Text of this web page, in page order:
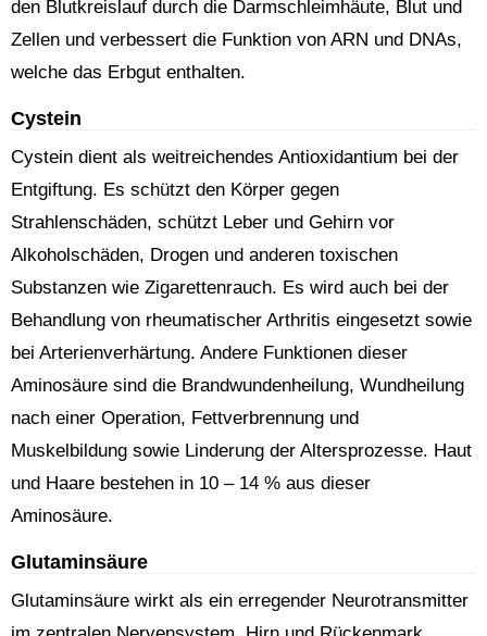
den Blutkreislauf durch die Darmschleimhäute, Blut und
Zellen und verbessert die Funktion von ARN und DNAs,
welche das Erbgut enthalten.
Cystein
Cystein dient als weitreichendes Antioxidantium bei der
Entgiftung. Es schützt den Körper gegen
Strahlenschäden, schützt Leber und Gehirn vor
Alkoholschäden, Drogen und anderen toxischen
Substanzen wie Zigarettenrauch. Es wird auch bei der
Behandlung von rheumatischer Arthritis eingesetzt sowie
bei Arterienverhärtung. Andere Funktionen dieser
Aminosäure sind die Brandwundenheilung, Wundheilung
nach einer Operation, Fettverbrennung und
Muskelbildung sowie Linderung der Altersprozesse. Haut
und Haare bestehen in 10 – 14 % aus dieser
Aminosäure.
Glutaminsäure
Glutaminsäure wirkt als ein erregender Neurotransmitter